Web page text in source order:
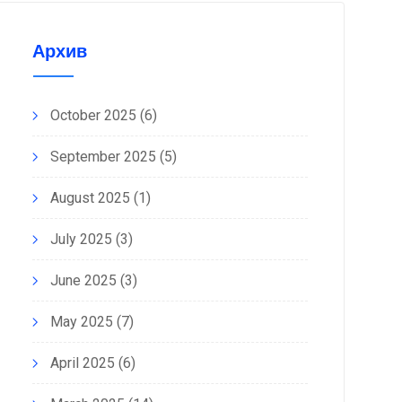
БРУЦЕЛЛЁЗ
АЖИЛ
БАЙНА
Архив
October 2025 (6)
September 2025 (5)
August 2025 (1)
July 2025 (3)
June 2025 (3)
May 2025 (7)
April 2025 (6)